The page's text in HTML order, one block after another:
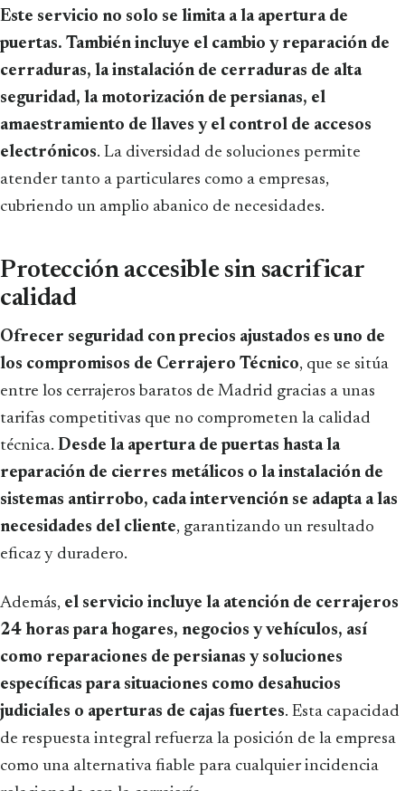
Este servicio no solo se limita a la apertura de
puertas. También incluye el cambio y reparación de
cerraduras, la instalación de cerraduras de alta
seguridad, la motorización de persianas, el
amaestramiento de llaves y el control de accesos
electrónicos. La diversidad de soluciones permite
atender tanto a particulares como a empresas,
cubriendo un amplio abanico de necesidades.
Protección accesible sin sacrificar
calidad
Ofrecer seguridad con precios ajustados es uno de
los compromisos de Cerrajero Técnico, que se sitúa
entre los cerrajeros baratos de Madrid gracias a unas
tarifas competitivas que no comprometen la calidad
técnica. Desde la apertura de puertas hasta la
reparación de cierres metálicos o la instalación de
sistemas antirrobo, cada intervención se adapta a las
necesidades del cliente, garantizando un resultado
eficaz y duradero.
Además, el servicio incluye la atención de cerrajeros
24 horas para hogares, negocios y vehículos, así
como reparaciones de persianas y soluciones
específicas para situaciones como desahucios
judiciales o aperturas de cajas fuertes. Esta capacidad
de respuesta integral refuerza la posición de la empresa
como una alternativa fiable para cualquier incidencia